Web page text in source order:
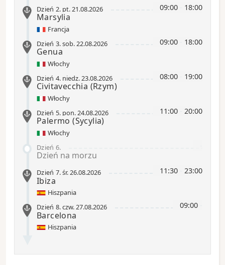
09:00 18:00
Dzień 2. pt.21.08.2026
Marsylia
Francja
09:00 18:00
Dzień 3.sob.22.08.2026
Genua
Włochy
08:00 19:00
Dzień 4. niedz.23.08.2026
Civitavecchia (Rzym)
Włochy
11:00 20:00
Dzień 5. pon.24.08.2026
Palermo(Sycylia)
Włochy
Dzień 6.
Dzień na morzu
11:30 23:00
Dzień 7.śr.26.08.2026
Ibiza
Hiszpania
09:00
Dzień 8.czw.27.08.2026
Barcelona
Hiszpania